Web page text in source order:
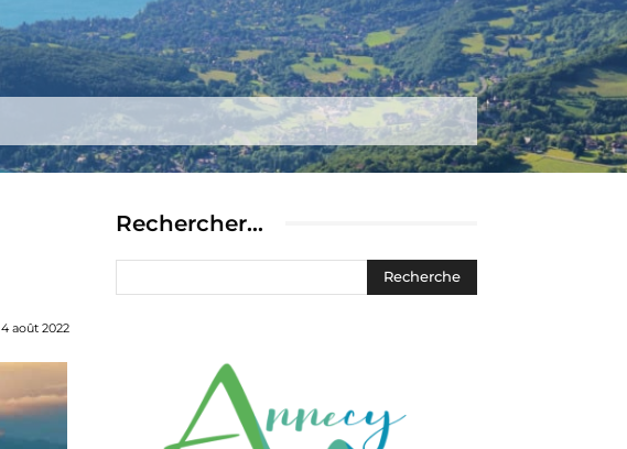
Alertez-nous Plus
4 août 2022
Rechercher…